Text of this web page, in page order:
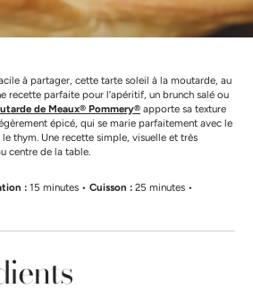
à partager, cette tarte soleil à la moutarde, au
recette parfaite pour l’apéritif, un brunch salé ou
de Meaux® Pommery® apporte sa texture
épicé, qui se marie parfaitement avec le
thym. Une recette simple, visuelle et très
centre de la table.
: 15 minutes • Cuisson : 25 minutes •